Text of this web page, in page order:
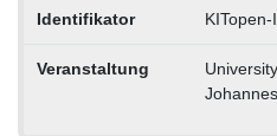
Identifikator
Veranstaltung